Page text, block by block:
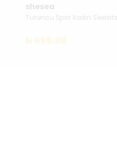
shesea
Turuncu Spor Kadın
₺ 599.00